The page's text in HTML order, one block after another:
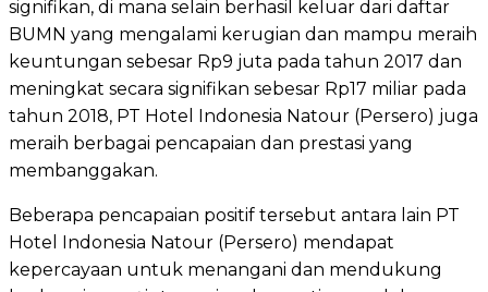
signifikan, di mana selain berhasil keluar dari daftar
BUMN yang mengalami kerugian dan mampu meraih
keuntungan sebesar Rp9 juta pada tahun 2017 dan
meningkat secara signifikan sebesar Rp17 miliar pada
tahun 2018, PT Hotel Indonesia Natour (Persero) juga
meraih berbagai pencapaian dan prestasi yang
membanggakan.
Beberapa pencapaian positif tersebut antara lain PT
Hotel Indonesia Natour (Persero) mendapat
kepercayaan untuk menangani dan mendukung